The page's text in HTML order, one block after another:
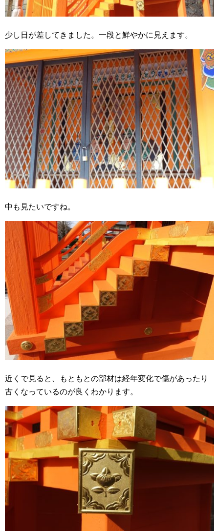
少し日が差してきました。一段と鮮やかに見えます。
中も見たいですね。
近くで見ると、もともとの部材は経年変化で傷があったり
古くなっているのが良くわかります。